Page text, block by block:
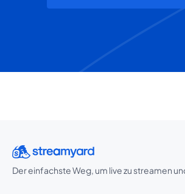
Der einfachste Weg, um live zu streamen